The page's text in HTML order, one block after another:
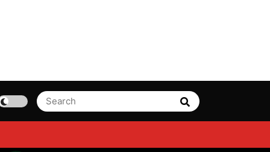
Search
for:
Search